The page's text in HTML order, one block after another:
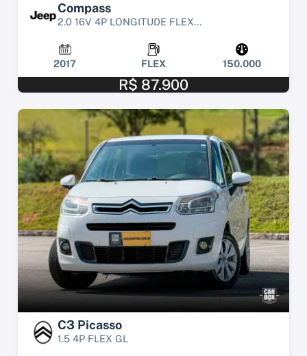
Compass
2.0 16V 4P LONGITUDE FLEX...
2017 FLEX 150.000
R$ 87.900
C3 Picasso
1.5 4P FLEX GL